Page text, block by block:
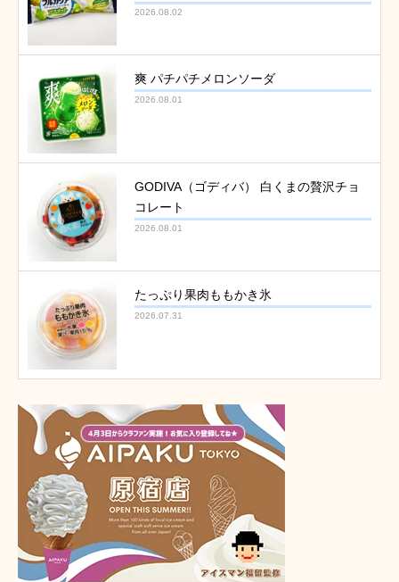
2026.08.02
爽 パチパチメロンソーダ
2026.08.01
GODIVA（ゴディバ） 白くまの贅沢チョ
コレート
2026.08.01
たっぷり果肉ももかき氷
2026.07.31